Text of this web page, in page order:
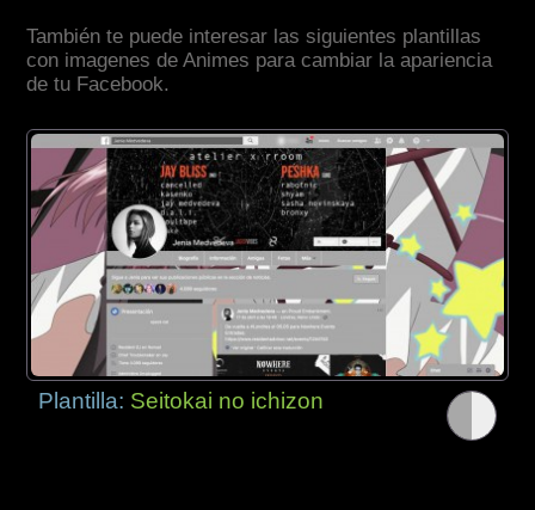
También te puede interesar las siguientes plantillas
con imagenes de Animes para cambiar la apariencia
de tu Facebook.
Plantilla: Seitokai no ichizon